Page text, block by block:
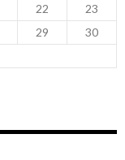
22
23
29
30